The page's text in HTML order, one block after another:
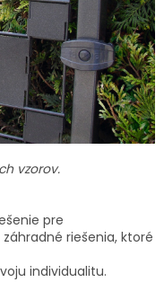
vzorov.
pre
riešenia, ktoré
individualitu.